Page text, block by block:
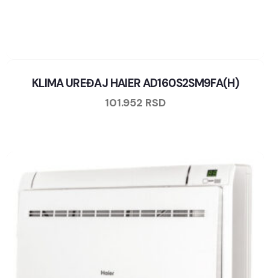
KLIMA UREĐAJ HAIER AD160S2SM9FA(H)
101.952 RSD